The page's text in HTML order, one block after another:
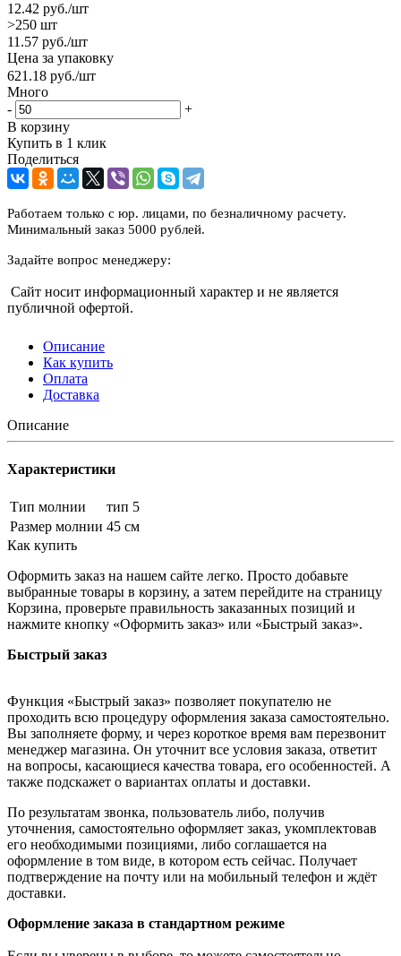
12.42 руб./шт
>250 шт
11.57 руб./шт
Цена за упаковку
621.18 руб./шт
Много
-
+
В корзину
Купить в 1 клик
Поделиться
Работаем только с юр. лицами, по безналичному расчету.
Минимальный заказ 5000 рублей.
Задайте вопрос менеджеру:
Сайт носит информационный характер и не является
публичной офертой.
Описание
Как купить
Оплата
Доставка
Описание
Характеристики
Тип молнии
тип 5
Размер молнии 45 см
Как купить
Оформить заказ на нашем сайте легко. Просто добавьте
выбранные товары в корзину, а затем перейдите на страницу
Корзина, проверьте правильность заказанных позиций и
нажмите кнопку «Оформить заказ» или «Быстрый заказ».
Быстрый заказ
Функция «Быстрый заказ» позволяет покупателю не
проходить всю процедуру оформления заказа самостоятельно.
Вы заполняете форму, и через короткое время вам перезвонит
менеджер магазина. Он уточнит все условия заказа, ответит
на вопросы, касающиеся качества товара, его особенностей. А
также подскажет о вариантах оплаты и доставки.
По результатам звонка, пользователь либо, получив
уточнения, самостоятельно оформляет заказ, укомплектовав
его необходимыми позициями, либо соглашается на
оформление в том виде, в котором есть сейчас. Получает
подтверждение на почту или на мобильный телефон и ждёт
доставки.
Оформление заказа в стандартном режиме